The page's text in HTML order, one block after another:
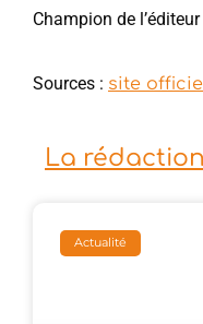
Champion de l’éditeur
Sources : site
La
Actualité